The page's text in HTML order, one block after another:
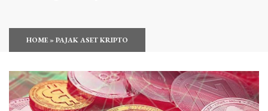
HOME»PAJAK ASET KRIPTO